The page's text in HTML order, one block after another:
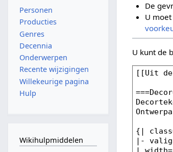
De
U
U kunt de
Personen
Producties
Genres
Decennia
Onderwerpen
Recente wijzigingen
Willekeurige pagina
Hulp
Wikihulpmiddelen